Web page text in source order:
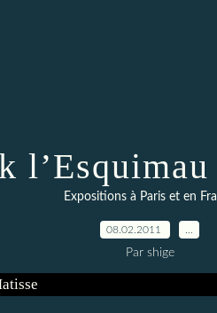
Expositions à Paris et en
08.02.2011
Par shige